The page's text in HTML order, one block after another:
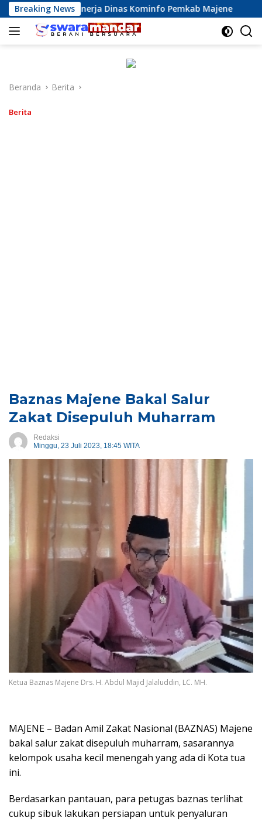
Langsung
ke
konten
Breaking News
Kinerja Dinas Kominfo Pemkab Majene 13
Beranda Berita
Berita
Baznas Majene Bakal Salur
Zakat Disepuluh Muharram
Redaksi
Minggu, 23 Juli 2023, 18:45 WITA
Ketua Baznas Majene Drs. H. Abdul Majid Jalaluddin, LC. MH.
MAJENE – Badan Amil Zakat Nasional (BAZNAS) Majene
bakal salur zakat disepuluh muharram, sasarannya
kelompok usaha kecil menengah yang ada di Kota tua
ini.
Berdasarkan pantauan, para petugas baznas terlihat
cukup sibuk lakukan persiapan untuk penyaluran